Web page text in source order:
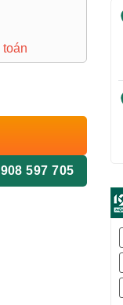
toán
597 705